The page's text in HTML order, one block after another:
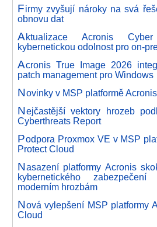
Firmy zvyšují nároky na svá
obnovu dat
Aktualizace Acronis
kybernetickou odolnost pro on-
Acronis True Image 2026
patch management pro Windows
Novinky v MSP platformě
Nejčastější vektory hrozeb
Cyberthreats Report
Podpora Proxmox VE v MSP
Protect Cloud
Nasazení platformy Acronis
kybernetického
moderním hrozbám
Nová vylepšení MSP platformy
Cloud